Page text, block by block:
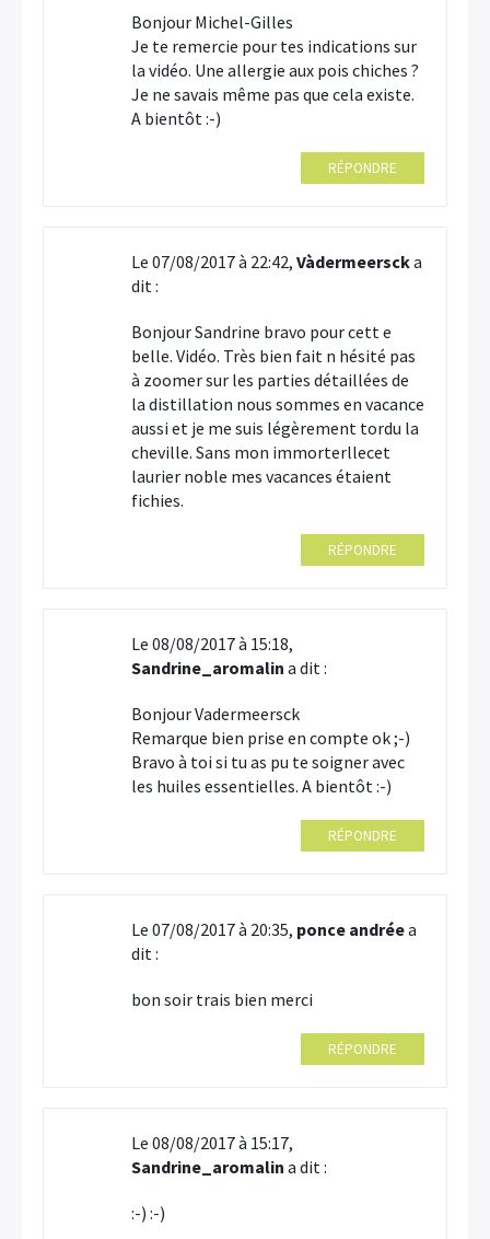
Bonjour Michel-Gilles
Je te remercie pour tes indications sur
la vidéo. Une allergie aux pois chiches ?
Je ne savais même pas que cela existe.
A bientôt :-)
RÉPONDRE
Le 07/08/2017 à 22:42, Vàdermeerscka
dit :
Bonjour Sandrine bravo pour cett e
belle. Vidéo. Très bien fait n hésité pas
à zoomer sur les parties détaillées de
la distillation nous sommes en vacance
aussi et je me suis légèrement tordu la
cheville. Sans mon immorterllecet
laurier noble mes vacances étaient
fichies.
RÉPONDRE
Le 08/08/2017 à 15:18,
Sandrine_aromalin a dit :
Bonjour Vadermeersck
Remarque bien prise en compte ok ;-)
Bravo à toi si tu as pu te soigner avec
les huiles essentielles. A bientôt :-)
RÉPONDRE
Le 07/08/2017 à 20:35, ponce andréea
dit :
bon soir trais bien merci
RÉPONDRE
Le 08/08/2017 à 15:17,
Sandrine_aromalin a dit :
:-) :-)